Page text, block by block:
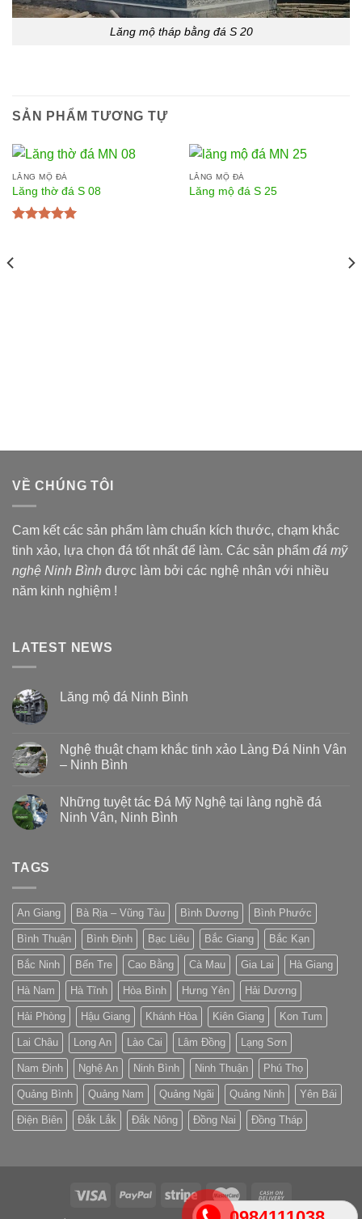
Lăng mộ tháp bằng đá S 20
SẢN PHẨM TƯƠNG TỰ
LĂNG MỘ ĐÁ
Lăng thờ đá S 08
sao
LĂNG MỘ ĐÁ
Lăng mộ đá S 25
VỀ CHÚNG TÔI
Cam kết các sản phẩm làm chuẩn kích thước, chạm khắc
tinh xảo, lựa chọn đá tốt nhất để làm. Các sản phẩm đá mỹ
nghệ Ninh Bình được làm bởi các nghệ nhân với nhiều
năm kinh nghiệm !
LATEST NEWS
Lăng mộ đá Ninh Bình
Nghệ thuật chạm khắc tinh xảo Làng Đá Ninh Vân
– Ninh Bình
Những tuyệt tác Đá Mỹ Nghệ tại làng nghề đá
Ninh Vân, Ninh Bình
TAGS
An Giang Bà Rịa – Vũng Tàu Bình Dương Bình Phước
Bình Thuận Bình Định Bạc Liêu Bắc Giang Bắc Kạn
Bắc Ninh Bến Tre Cao Bằng Cà Mau Gia Lai Hà Giang
Hà Nam Hà Tĩnh Hòa Bình Hưng Yên Hải Dương
Hải Phòng Hậu Giang Khánh Hòa Kiên Giang Kon Tum
Lai Châu Long An Lào Cai Lâm Đồng Lạng Sơn
Nam Định Nghệ An Ninh Bình Ninh Thuận Phú Thọ
Quảng Bình Quảng Nam Quảng Ngãi Quảng Ninh Yên Bái
Điện Biên Đắk Lắk Đắk Nông Đồng Nai Đồng Tháp